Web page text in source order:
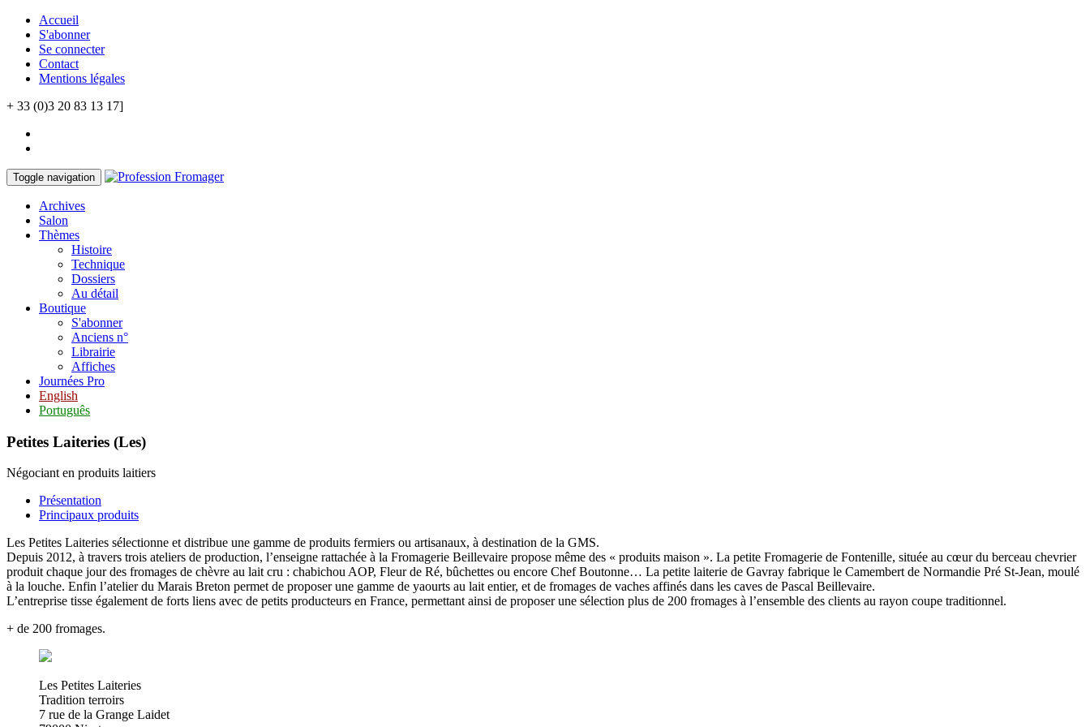
Accueil
S'abonner
Se connecter
Contact
Mentions légales
+ 33 (0)3 20 83 13 17]
Toggle navigation
Archives
Salon
Thèmes
Histoire
Technique
Dossiers
Au détail
Boutique
S'abonner
Anciens n°
Librairie
Affiches
Journées Pro
English
Português
Petites Laiteries (Les)
Négociant en produits laitiers
Présentation
Principaux produits
Les Petites Laiteries sélectionne et distribue une gamme de produits fermiers ou artisanaux, à destination de la GMS.
Depuis 2012, à travers trois ateliers de production, l’enseigne rattachée à la Fromagerie Beillevaire propose même des « produits maison ». La petite Fromagerie de Fontenille, située au cœur du berceau chevrier
produit chaque jour des fromages de chèvre au lait cru : chabichou AOP, Fleur de Ré, bûchettes ou encore Chef Boutonne… La petite laiterie de Gavray fabrique le Camembert de Normandie Pré St-Jean, moulé
à la louche. Enfin l’atelier du Marais Breton permet de proposer une gamme de yaourts au lait entier, et de fromages de vaches affinés dans les caves de Pascal Beillevaire.
L’entreprise tisse également de forts liens avec de petits producteurs en France, permettant ainsi de proposer une sélection plus de 200 fromages à l’ensemble des clients au rayon coupe traditionnel.
+ de 200 fromages.
Les Petites Laiteries
Tradition terroirs
7 rue de la Grange Laidet